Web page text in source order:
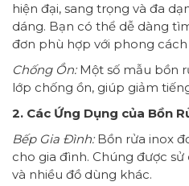
hiện đại, sang trọng và đa
dáng. Bạn có thể dễ dàng
đơn phù hợp với phong
Chống Ồn:Một số mẫu bồn
lớp chống ồn, giúp giảm
2. Các Ứng Dụng của Bồn
Bếp Gia Đình:Bồn rửa inox
cho gia đình. Chúng được
và nhiều đồ dùng khác.